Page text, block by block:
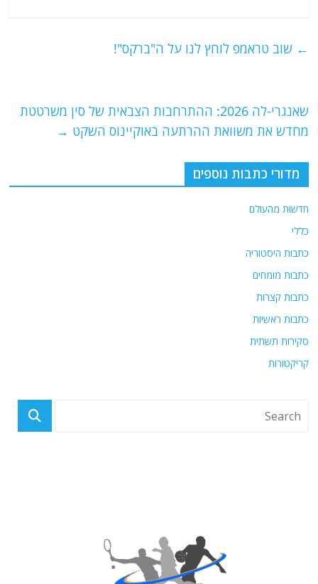
s
p
g
l
er
e
o
k
← שוב טראמפ לוחץ לנו על ה"ברקס"!
שאנגרי-לה 2026: ההתרחבות הצבאית של סין משרטטת
מחדש את משוואת ההרתעה באוקיינוס ​​השקט →
מדורי כתבות נוספים
חדשות מהעולם
כללי
כתבות היסטוריה
כתבות מומחים
כתבות קצרות
כתבות ראשיות
סקירות תשתית
קריקטורות